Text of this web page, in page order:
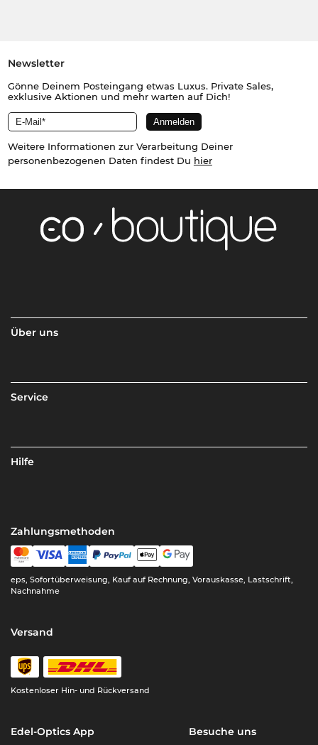
Newsletter
Gönne Deinem Posteingang etwas Luxus. Private Sales,
exklusive Aktionen und mehr warten auf Dich!
Weitere Informationen zur Verarbeitung Deiner
personenbezogenen Daten findest Du hier
Über uns
Service
Hilfe
Zahlungsmethoden
eps, Sofortüberweisung, Kauf auf Rechnung, Vorauskasse, Lastschrift,
Nachnahme
Versand
Kostenloser Hin- und Rückversand
Edel-Optics App Besuche uns